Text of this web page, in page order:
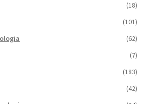
(18)
(101)
(62)
(7)
(183)
(42)